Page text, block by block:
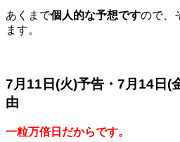
あくまで個人的な予想ですので、
ます。
7月11日(火)予告・7月14日(
由
一粒万倍日だからです。